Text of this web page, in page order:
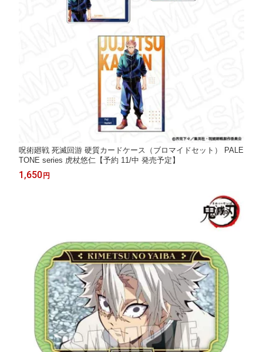
呪術廻戦 死滅回游 硬質カードケース（ブロマイドセット） PALE
TONE series 虎杖悠仁【予約 11/中 発売予定】
1,650 円